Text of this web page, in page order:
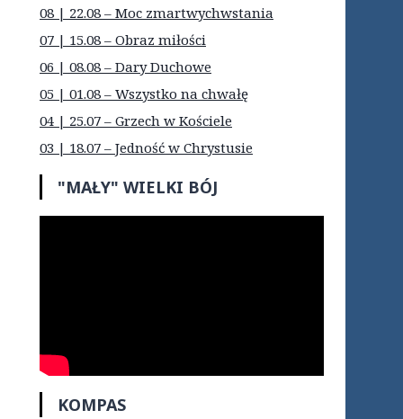
08 | 22.08 – Moc zmartwychwstania
07 | 15.08 – Obraz miłości
06 | 08.08 – Dary Duchowe
05 | 01.08 – Wszystko na chwałę
04 | 25.07 – Grzech w Kościele
03 | 18.07 – Jedność w Chrystusie
"MAŁY" WIELKI BÓJ
KOMPAS